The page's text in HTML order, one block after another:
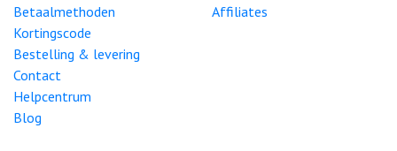
Betaalmethoden
Kortingscode
Bestelling & levering
Contact
Helpcentrum
Blog
Affiliates